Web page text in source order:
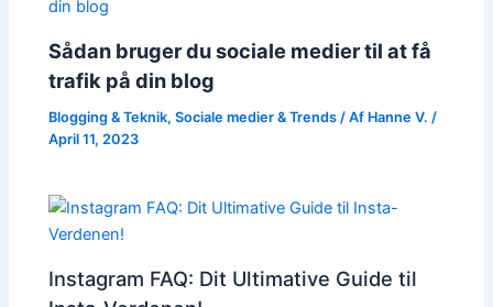
Sådan bruger du sociale medier til at få
trafik på din blog
Blogging & Teknik,Sociale medier & Trends / Af Hanne V./
April 11, 2023
Instagram FAQ: Dit Ultimative Guide til